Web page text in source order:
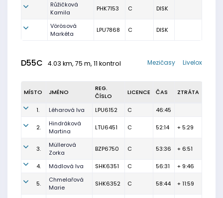
Růžičková
Kamila
PHK7153 C DISK
Vörösová
Markéta
LPU7868 C DISK
D55C 4.03 km, 75 m, 11 kontrol Livelox
Mezičasy
MÍSTO JMÉNO
REG.
ČÍSLO
LICENCE ČAS ZTRÁTA
1. Léharová Iva LPU6152 C 46:45
2.
Hindráková
Martina
LTU6451 C 52:14 + 5:29
3.
Müllerová
Zorka
BZP6750 C 53:36 + 6:51
4. Mádlová Iva SHK6351 C 56:31 + 9:46
5.
Chmelařová
Marie
SHK6352 C 58:44 + 11:59